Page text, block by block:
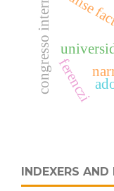
ferenczi
INDEXERS